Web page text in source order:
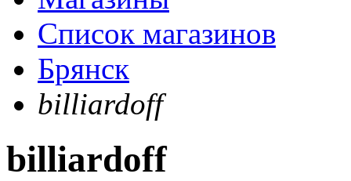
Список магазинов
Брянск
billiardoff
billiardoff